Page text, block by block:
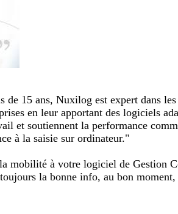
15 ans, Nuxilog est expert dans
en leur apportant des logiciels
et soutiennent la performance
à la saisie sur ordinateur."
mobilité à votre logiciel de Gestion
la bonne info, au bon